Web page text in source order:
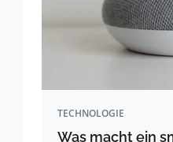
TECHNOLOGIE
Was macht ein